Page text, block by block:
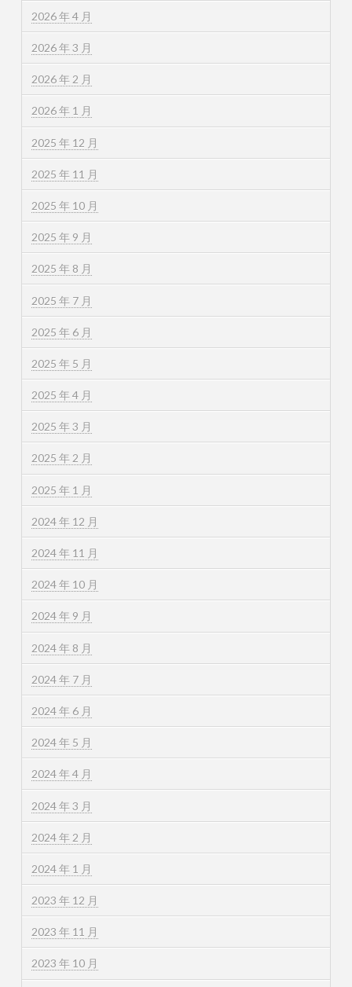
2026 年 4 月
2026 年 3 月
2026 年 2 月
2026 年 1 月
2025 年 12 月
2025 年 11 月
2025 年 10 月
2025 年 9 月
2025 年 8 月
2025 年 7 月
2025 年 6 月
2025 年 5 月
2025 年 4 月
2025 年 3 月
2025 年 2 月
2025 年 1 月
2024 年 12 月
2024 年 11 月
2024 年 10 月
2024 年 9 月
2024 年 8 月
2024 年 7 月
2024 年 6 月
2024 年 5 月
2024 年 4 月
2024 年 3 月
2024 年 2 月
2024 年 1 月
2023 年 12 月
2023 年 11 月
2023 年 10 月